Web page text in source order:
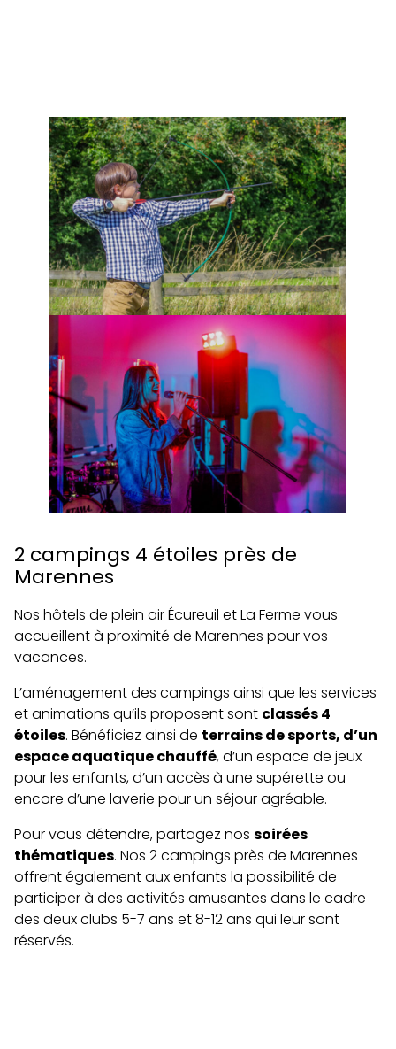
2 campings 4 étoiles près de
Marennes
Nos hôtels de plein air Écureuil et La Ferme vous
accueillent à proximité de Marennes pour vos
vacances.
L’aménagement des campings ainsi que les services
et animations qu’ils proposent sont classés 4
étoiles. Bénéficiez ainsi de terrains de sports, d’un
espace aquatique chauffé, d’un espace de jeux
pour les enfants, d’un accès à une supérette ou
encore d’une laverie pour un séjour agréable.
Pour vous détendre, partagez nos soirées
thématiques. Nos 2 campings près de Marennes
offrent également aux enfants la possibilité de
participer à des activités amusantes dans le cadre
des deux clubs 5-7 ans et 8-12 ans qui leur sont
réservés.